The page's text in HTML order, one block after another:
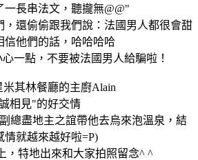
長串法文，聽攏無@@"
，還偷偷跟我們說：法國男人都很會甜
信他們的話，哈哈哈哈
一點，不要被法國男人給騙啦！
米其林餐廳的主廚Alain
相見"的好交情
總盡地主之誼帶他去烏來泡溫泉，結
情就越來越好啦=P)
，特地出來和大家拍照留念^ ^